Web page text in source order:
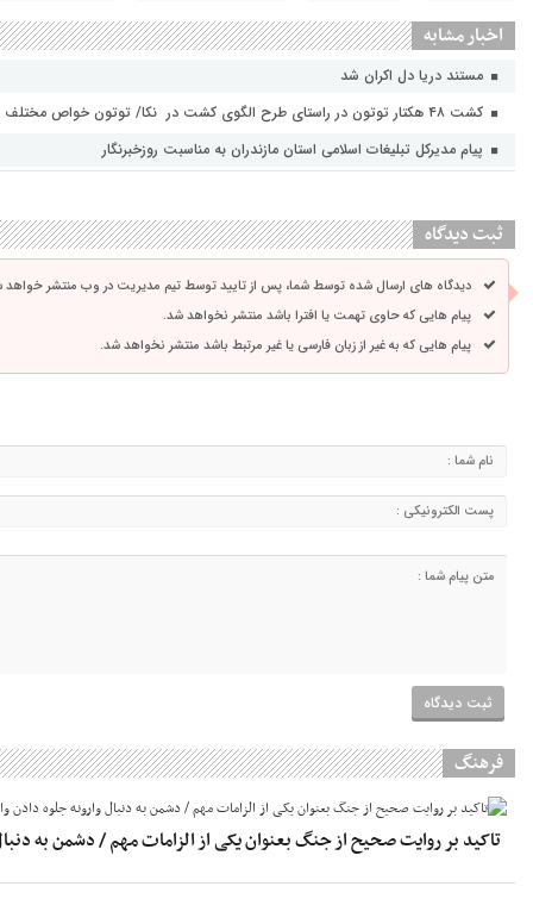
اخبار مشابه
مستند دریا دل اکران شد
کشت ۴۸ هکتار توتون در راستای طرح الگوی کشت در نکا/ توتون خواص مختلف به ویژه در صنایع دارویی دارد
پیام مدیرکل تبلیغات اسلامی استان مازندران به مناسبت روزخبرنگار
ثبت دیدگاه
دیدگاه های ارسال شده توسط شما، پس از تایید توسط تیم مدیریت در وب منتشر
پیام هایی که حاوی تهمت یا افترا باشد منتشر نخواهد شد.
پیام هایی که به غیر از زبان فارسی یا غیر مرتبط باشد منتشر نخواهد شد.
فرهنگ
تاکید بر روایت صحیح از جنگ بعنوان یکی از الزامات مهم / دشمن به